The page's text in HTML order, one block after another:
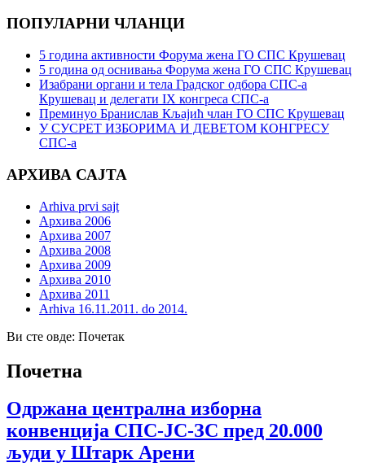
ПОПУЛАРНИ ЧЛАНЦИ
5 година активности Форума жена ГО СПС Крушевац
5 година од оснивања Форума жена ГО СПС Крушевац
Изабрани органи и тела Градског одбора СПС-а
Крушевац и делегати IX конгреса СПС-а
Преминуо Бранислав Кљајић члан ГО СПС Крушевац
У СУСРЕТ ИЗБОРИМА И ДЕВЕТОМ КОНГРЕСУ
СПС-а
АРХИВА САЈТА
Arhiva prvi sajt
Архива 2006
Архива 2007
Архива 2008
Архива 2009
Архива 2010
Архива 2011
Arhiva 16.11.2011. do 2014.
Ви сте овде: Почетак
Почетна
Одржана централна изборна
конвенција СПС-ЈС-ЗС пред 20.000
људи у Штарк Арени